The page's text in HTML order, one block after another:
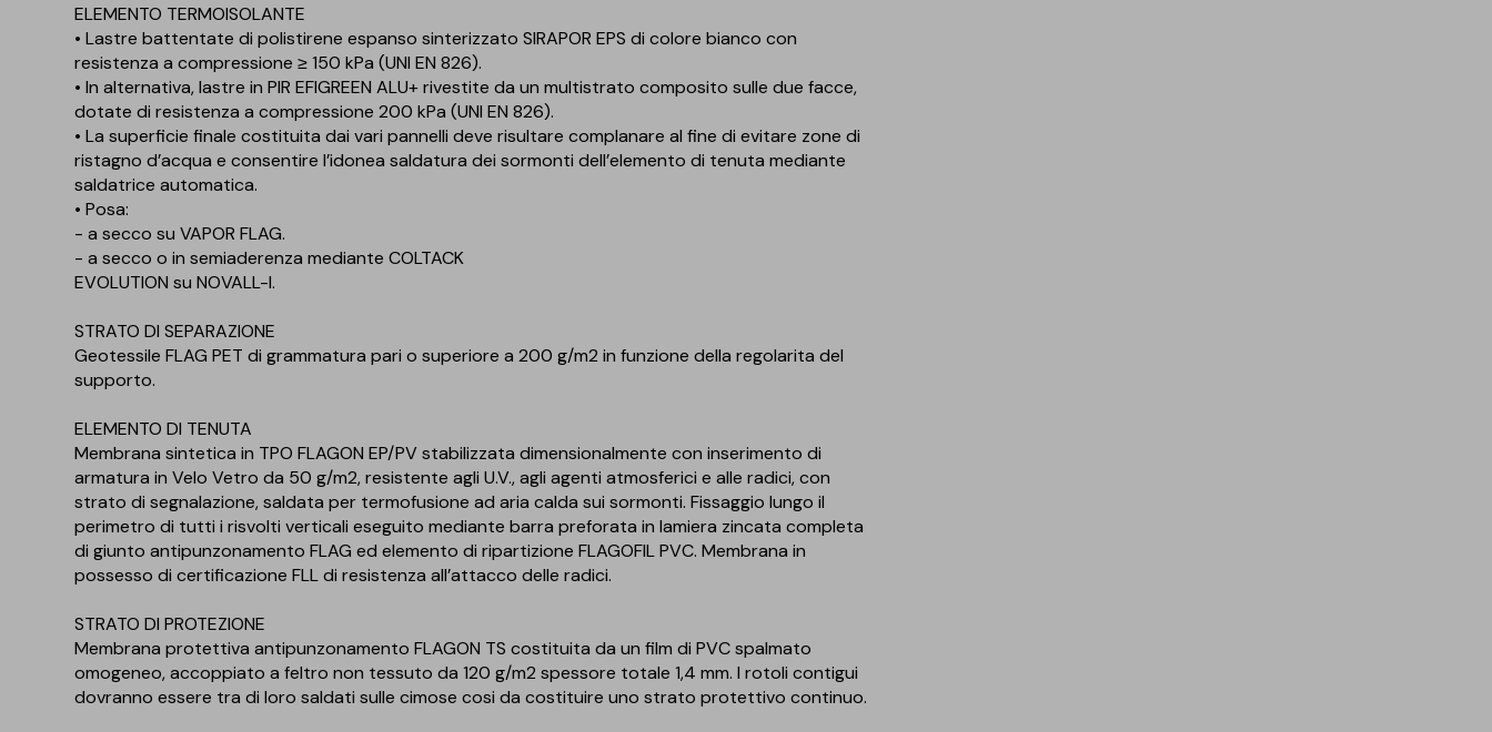
ELEMENTO TERMOISOLANTE
• Lastre battentate di polistirene espanso sinterizzato SIRAPOR EPS di colore bianco con
resistenza a compressione ≥ 150 kPa (UNI EN 826).
• In alternativa, lastre in PIR EFIGREEN ALU+ rivestite da un multistrato composito sulle due facce,
dotate di resistenza a compressione 200 kPa (UNI EN 826).
• La superficie finale costituita dai vari pannelli deve risultare complanare al fine di evitare zone di
ristagno d’acqua e consentire l’idonea saldatura dei sormonti dell’elemento di tenuta mediante
saldatrice automatica.
• Posa:
- a secco su VAPOR FLAG.
- a secco o in semiaderenza mediante COLTACK
EVOLUTION su NOVALL-I.
STRATO DI SEPARAZIONE
Geotessile FLAG PET di grammatura pari o superiore a 200 g/m2 in funzione della regolarita del
supporto.
ELEMENTO DI TENUTA
Membrana sintetica in TPO FLAGON EP/PV stabilizzata dimensionalmente con inserimento di
armatura in Velo Vetro da 50 g/m2, resistente agli U.V., agli agenti atmosferici e alle radici, con
strato di segnalazione, saldata per termofusione ad aria calda sui sormonti. Fissaggio lungo il
perimetro di tutti i risvolti verticali eseguito mediante barra preforata in lamiera zincata completa
di giunto antipunzonamento FLAG ed elemento di ripartizione FLAGOFIL PVC. Membrana in
possesso di certificazione FLL di resistenza all’attacco delle radici.
STRATO DI PROTEZIONE
Membrana protettiva antipunzonamento FLAGON TS costituita da un film di PVC spalmato
omogeneo, accoppiato a feltro non tessuto da 120 g/m2 spessore totale 1,4 mm. I rotoli contigui
dovranno essere tra di loro saldati sulle cimose cosi da costituire uno strato protettivo continuo.